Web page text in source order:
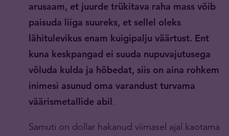
arusaam, et juurde trükitava raha mass võib
paisuda liiga suureks, et sellel oleks
lähitulevikus enam kuigipalju väärtust. Ent
kuna keskpangad ei suuda nupuvajutusega
võluda kulda ja hõbedat, siis on aina rohkem
inimesi asunud oma varandust turvama
väärismetallide abil.
Samuti on dollar hakanud viimasel ajal kaotama